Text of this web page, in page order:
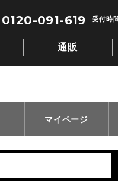
通販
0120-091-619 受付時
マイページ